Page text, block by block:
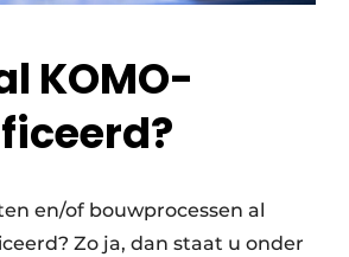
KOMO-
en/of bouwprocessen al
Zo ja, dan staat u onder